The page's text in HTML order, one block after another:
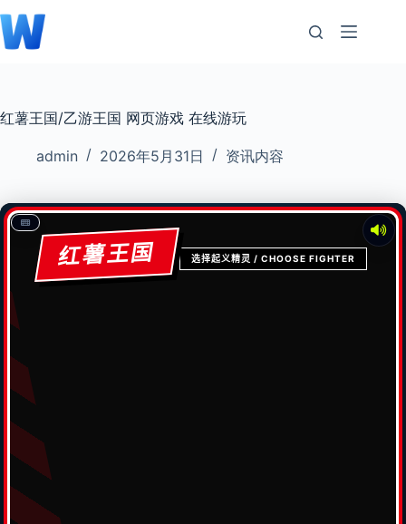
至
内
红薯王国/乙游王国 网页游戏 在线游玩
admin 2026年5月31日 资讯内容